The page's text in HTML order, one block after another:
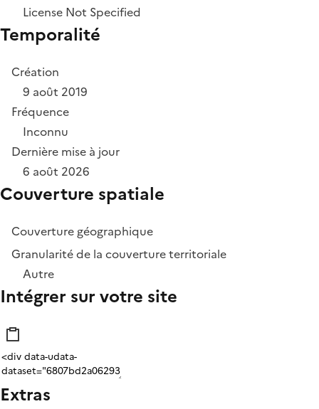
License Not Specified
Temporalité
Création
9 août 2019
Fréquence
Inconnu
Dernière mise à jour
6 août 2026
Couverture spatiale
Couverture géographique
Granularité de la couverture territoriale
Autre
Intégrer sur votre site
Extras